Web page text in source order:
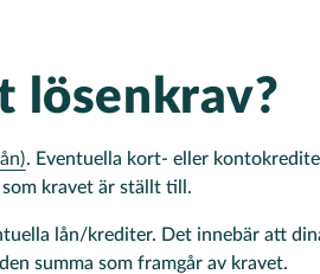
lösenkrav?
. Eventuella kort- eller
kravet är ställt till.
lån/krediter. Det innebär att
summa som framgår av kravet.